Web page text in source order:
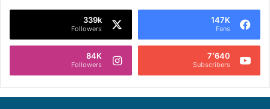
147K
Fans
339k
Followers
7٬640
Subscribers
84K
Followers